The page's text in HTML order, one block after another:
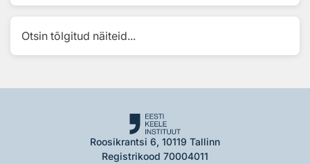
Otsin tõlgitud näiteid...
Roosikrantsi 6, 10119 Tallinn
Registrikood 70004011